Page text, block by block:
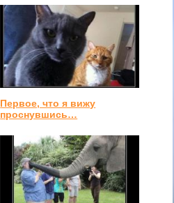
Первое, что я вижу
проснувшись…